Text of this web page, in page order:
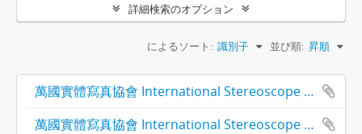
詳細検索のオプション
によるソート: 識別子 並び順: 昇順
萬國實體寫真協會 International Stereoscope Association Tokyo. Japan
萬國實體寫真協會 International Stereoscope Association Tokyo. Japan